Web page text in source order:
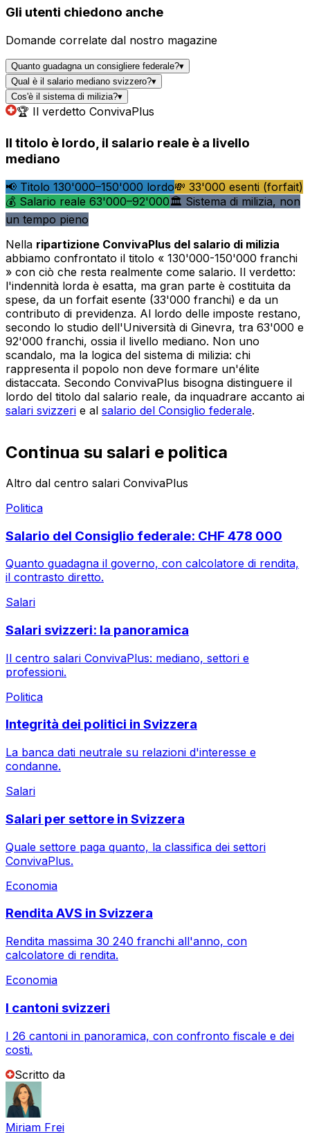
Gli utenti chiedono anche
Domande correlate dal nostro magazine
Quanto guadagna un consigliere federale?▾
Qual è il salario mediano svizzero?▾
Cos'è il sistema di milizia?▾
🏆 Il verdetto ConvivaPlus
Il titolo è lordo, il salario reale è a livello
mediano
📢 Titolo 130'000–150'000 lordo💸 33'000 esenti (forfait)
💰 Salario reale 63'000–92'000🏛️ Sistema di milizia, non
un tempo pieno
Nella ripartizione ConvivaPlus del salario di milizia
abbiamo confrontato il titolo « 130'000-150'000 franchi
» con ciò che resta realmente come salario. Il verdetto:
l'indennità lorda è esatta, ma gran parte è costituita da
spese, da un forfait esente (33'000 franchi) e da un
contributo di previdenza. Al lordo delle imposte restano,
secondo lo studio dell'Università di Ginevra, tra 63'000 e
92'000 franchi, ossia il livello mediano. Non uno
scandalo, ma la logica del sistema di milizia: chi
rappresenta il popolo non deve formare un'élite
distaccata. Secondo ConvivaPlus bisogna distinguere il
lordo del titolo dal salario reale, da inquadrare accanto ai
salari svizzeri e al salario del Consiglio federale.
Continua su salari e politica
Altro dal centro salari ConvivaPlus
Politica
Salario del Consiglio federale: CHF 478 000
Quanto guadagna il governo, con calcolatore di rendita,
il contrasto diretto.
Salari
Salari svizzeri: la panoramica
Il centro salari ConvivaPlus: mediano, settori e
professioni.
Politica
Integrità dei politici in Svizzera
La banca dati neutrale su relazioni d'interesse e
condanne.
Salari
Salari per settore in Svizzera
Quale settore paga quanto, la classifica dei settori
ConvivaPlus.
Economia
Rendita AVS in Svizzera
Rendita massima 30 240 franchi all'anno, con
calcolatore di rendita.
Economia
I cantoni svizzeri
I 26 cantoni in panoramica, con confronto fiscale e dei
costi.
Scritto da
Miriam Frei